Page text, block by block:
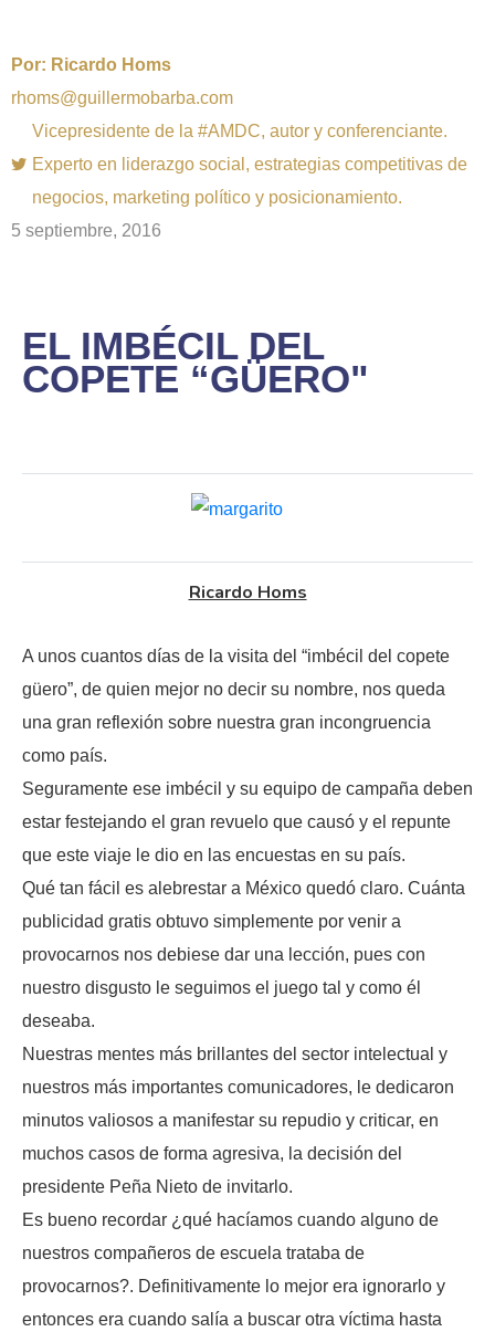
Por: Ricardo Homs
rhoms@guillermobarba.com
Vicepresidente de la #AMDC, autor y conferenciante.
Experto en liderazgo social, estrategias competitivas de
negocios, marketing político y posicionamiento.
5 septiembre, 2016
EL IMBÉCIL DEL
COPETE “GÜERO"
Ricardo Homs
A unos cuantos días de la visita del “imbécil del copete
güero”, de quien mejor no decir su nombre, nos queda
una gran reflexión sobre nuestra gran incongruencia
como país.
Seguramente ese imbécil y su equipo de campaña deben
estar festejando el gran revuelo que causó y el repunte
que este viaje le dio en las encuestas en su país.
Qué tan fácil es alebrestar a México quedó claro. Cuánta
publicidad gratis obtuvo simplemente por venir a
provocarnos nos debiese dar una lección, pues con
nuestro disgusto le seguimos el juego tal y como él
deseaba.
Nuestras mentes más brillantes del sector intelectual y
nuestros más importantes comunicadores, le dedicaron
minutos valiosos a manifestar su repudio y criticar, en
muchos casos de forma agresiva, la decisión del
presidente Peña Nieto de invitarlo.
Es bueno recordar ¿qué hacíamos cuando alguno de
nuestros compañeros de escuela trataba de
provocarnos?. Definitivamente lo mejor era ignorarlo y
entonces era cuando salía a buscar otra víctima hasta